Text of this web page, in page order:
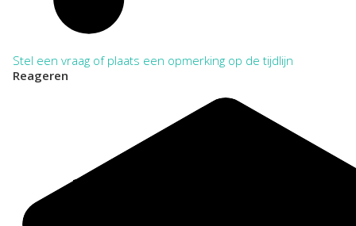
Algemeen bestuur en Politiek
Arbeid
Defensie
Eigendom, bezit en belastingen
Industrie, Handel en Dienstensector
Kunst, Cultuur en Erfgoedbeheer
Landbouw, Veeteelt en Visserij
Media en Pers
Natuur en Milieu
Onderwijs en Wetenschap
Stel een vraag of plaats een opmerking op de tijdlijn
Reageren